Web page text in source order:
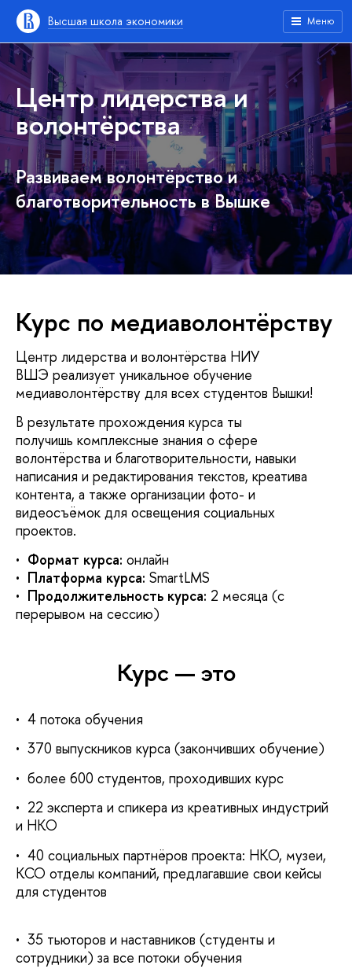
Высшая школа экономики Меню
Центр лидерства и
волонтёрства
Развиваем волонтёрство и
благотворительность в Вышке
Курс по медиаволонтёрству
Центр лидерства и волонтёрства НИУ
ВШЭ реализует уникальное обучение
медиаволонтёрству для всех студентов Вышки!
В результате прохождения курса ты
получишь комплексные знания о сфере
волонтёрства и благотворительности, навыки
написания и редактирования текстов, креатива
контента, а также организации фото- и
видеосъёмок для освещения социальных
проектов.
• Формат курса: онлайн
• Платформа курса: SmartLMS
• Продолжительность курса: 2 месяца (с
перерывом на сессию)
Курс — это
• 4 потока обучения
• 370 выпускников курса (закончивших обучение)
• более 600 студентов, проходивших курс
• 22 эксперта и спикера из креативных индустрий
и НКО
• 40 социальных партнёров проекта: НКО, музеи,
КСО отделы компаний, предлагавшие свои кейсы
для студентов
• 35 тьюторов и наставников (студенты и
сотрудники) за все потоки обучения